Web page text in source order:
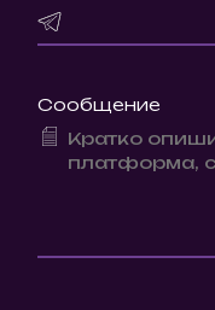
Сообщение